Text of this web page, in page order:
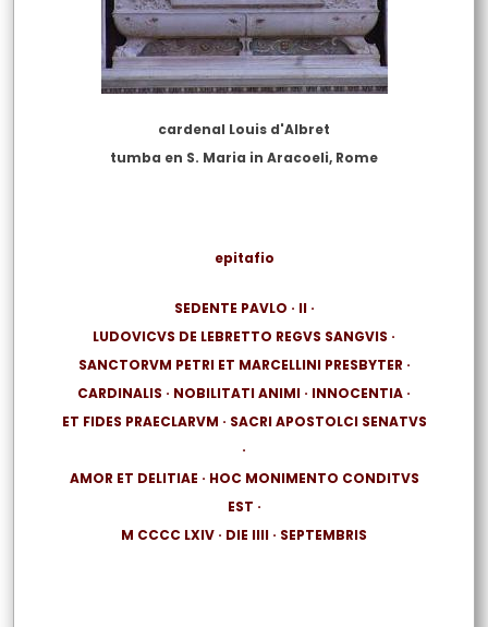
cardenal Louis d'Albret
tumba en S. Maria in Aracoeli, Rome
epitafio
SEDENTE PAVLO · II ·
LUDOVICVS DE LEBRETTO REGVS SANGVIS ·
SANCTORVM PETRI ET MARCELLINI PRESBYTER ·
CARDINALIS · NOBILITATI ANIMI · INNOCENTIA ·
ET FIDES PRAECLARVM · SACRI APOSTOLCI SENATVS
·
AMOR ET DELITIAE · HOC MONIMENTO CONDITVS
EST ·
M CCCC LXIV · DIE IIII · SEPTEMBRIS